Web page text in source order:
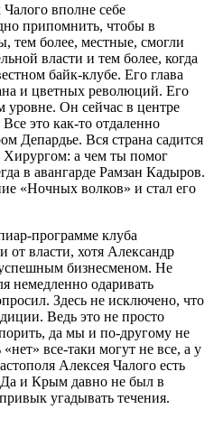
вполне себе
припомнить, чтобы в
тем более, местные, смогли
власти и тем более, когда
байк-клубе. Его глава
и цветных революций. Его
Он сейчас в центре
это как-то отдаленно
Депардье. Вся страна садится
Хирургом: а чем ты помог
в авангарде Рамзан Кадыров.
«Ночных волков» и стал его
программе клуба
от власти, хотя Александр
успешным бизнесменом. Не
немедленно одаривать
Здесь не исключено, что
Ведь это не просто
да мы и по-другому не
все-таки могут не все, а у
Алексея Чалого есть
Да и Крым давно не был в
угадывать течения.